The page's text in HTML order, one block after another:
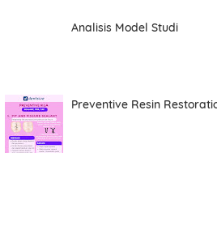
Analisis Model Studi
Preventive Resin